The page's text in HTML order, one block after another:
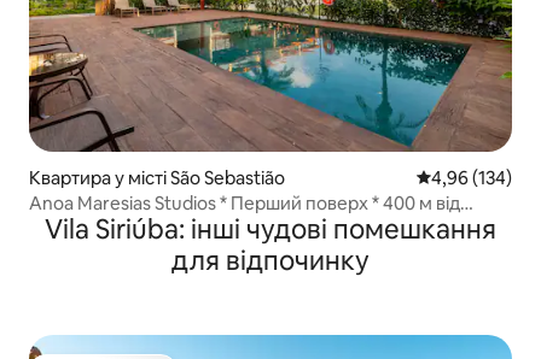
Квартира у місті São Sebastião Середня
4,96 (134)
Anoa Maresias Studios * Перший поверх * 400 м від
пляжу
Vila Siriúba: інші чудові помешкання
для відпочинку